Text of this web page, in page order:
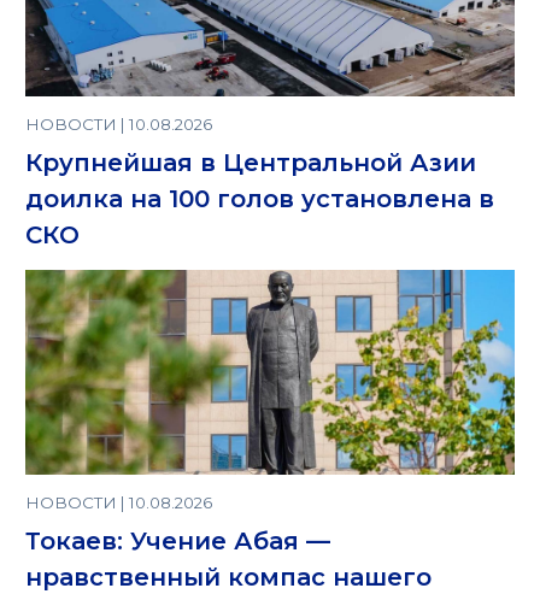
НОВОСТИ | 10.08.2026
Крупнейшая в Центральной Азии
доилка на 100 голов установлена в
СКО
НОВОСТИ | 10.08.2026
Токаев: Учение Абая —
нравственный компас нашего